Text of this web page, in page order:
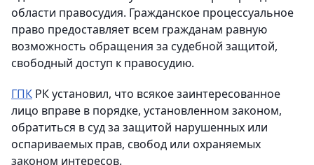
области правосудия. Гражданское процессуальное
право предоставляет всем гражданам равную
возможность обращения за судебной защитой,
свободный доступ к правосудию.
ГПК РК установил, что всякое заинтересованное
лицо вправе в порядке, установленном законом,
обратиться в суд за защитой нарушенных или
оспариваемых прав, свобод или охраняемых
законом интересов.